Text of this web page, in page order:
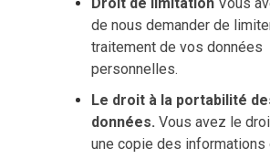
de nous demander de
traitement de vos données
personnelles.
Le droit à la portabilité
données. Vous avez le
une copie des informations